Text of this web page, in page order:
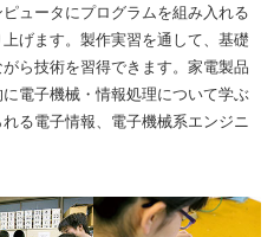
ュータにプログラムを組み入れる
げます。製作実習を通して、基礎
ら技術を習得できます。家電製品
電子機械・情報処理について学ぶ
る電子情報、電子機械系エンジニ